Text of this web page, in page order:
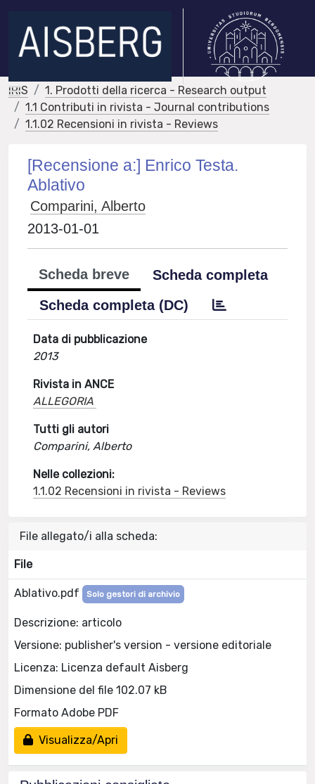
IRIS
1. Prodotti della ricerca - Research output
1.1 Contributi in rivista - Journal contributions
1.1.02 Recensioni in rivista - Reviews
[Recensione a:] Enrico Testa.
Ablativo
Comparini, Alberto
2013-01-01
Scheda breve
Scheda completa
Scheda completa (DC)
Data di pubblicazione
2013
Rivista in ANCE
ALLEGORIA
Tutti gli autori
Comparini, Alberto
Nelle collezioni:
1.1.02 Recensioni in rivista - Reviews
File allegato/i alla scheda:
File
Ablativo.pdf Solo gestori di archivio
Descrizione: articolo
Versione: publisher's version - versione editoriale
Licenza: Licenza default Aisberg
Dimensione del file 102.07 kB
Formato Adobe PDF
Visualizza/Apri